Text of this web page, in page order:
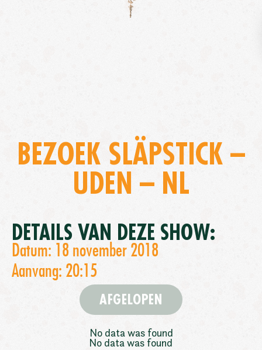
BEZOEK SLÄPSTICK –
UDEN – NL
DETAILS VAN DEZE SHOW:
Datum: 18 november 2018
Aanvang: 20:15
AFGELOPEN
No data was found
No data was found